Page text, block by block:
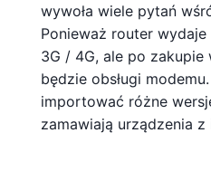
wywoła wiele pytań
Ponieważ router
3G / 4G, ale po zakupie
będzie obsługi
importować różne
zamawiają urządzenia z